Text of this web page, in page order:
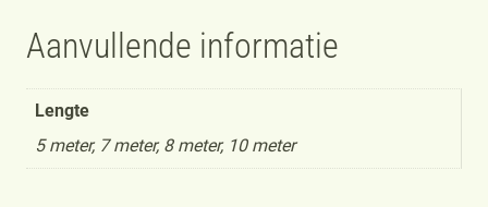
Aanvullende informatie
Lengte
5 meter, 7 meter, 8 meter, 10 meter